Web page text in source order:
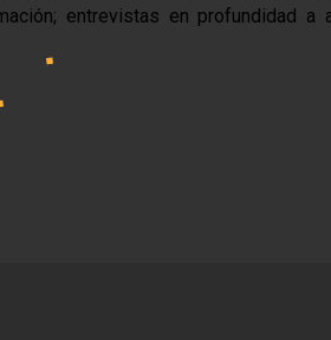
entrevistas en profundidad a